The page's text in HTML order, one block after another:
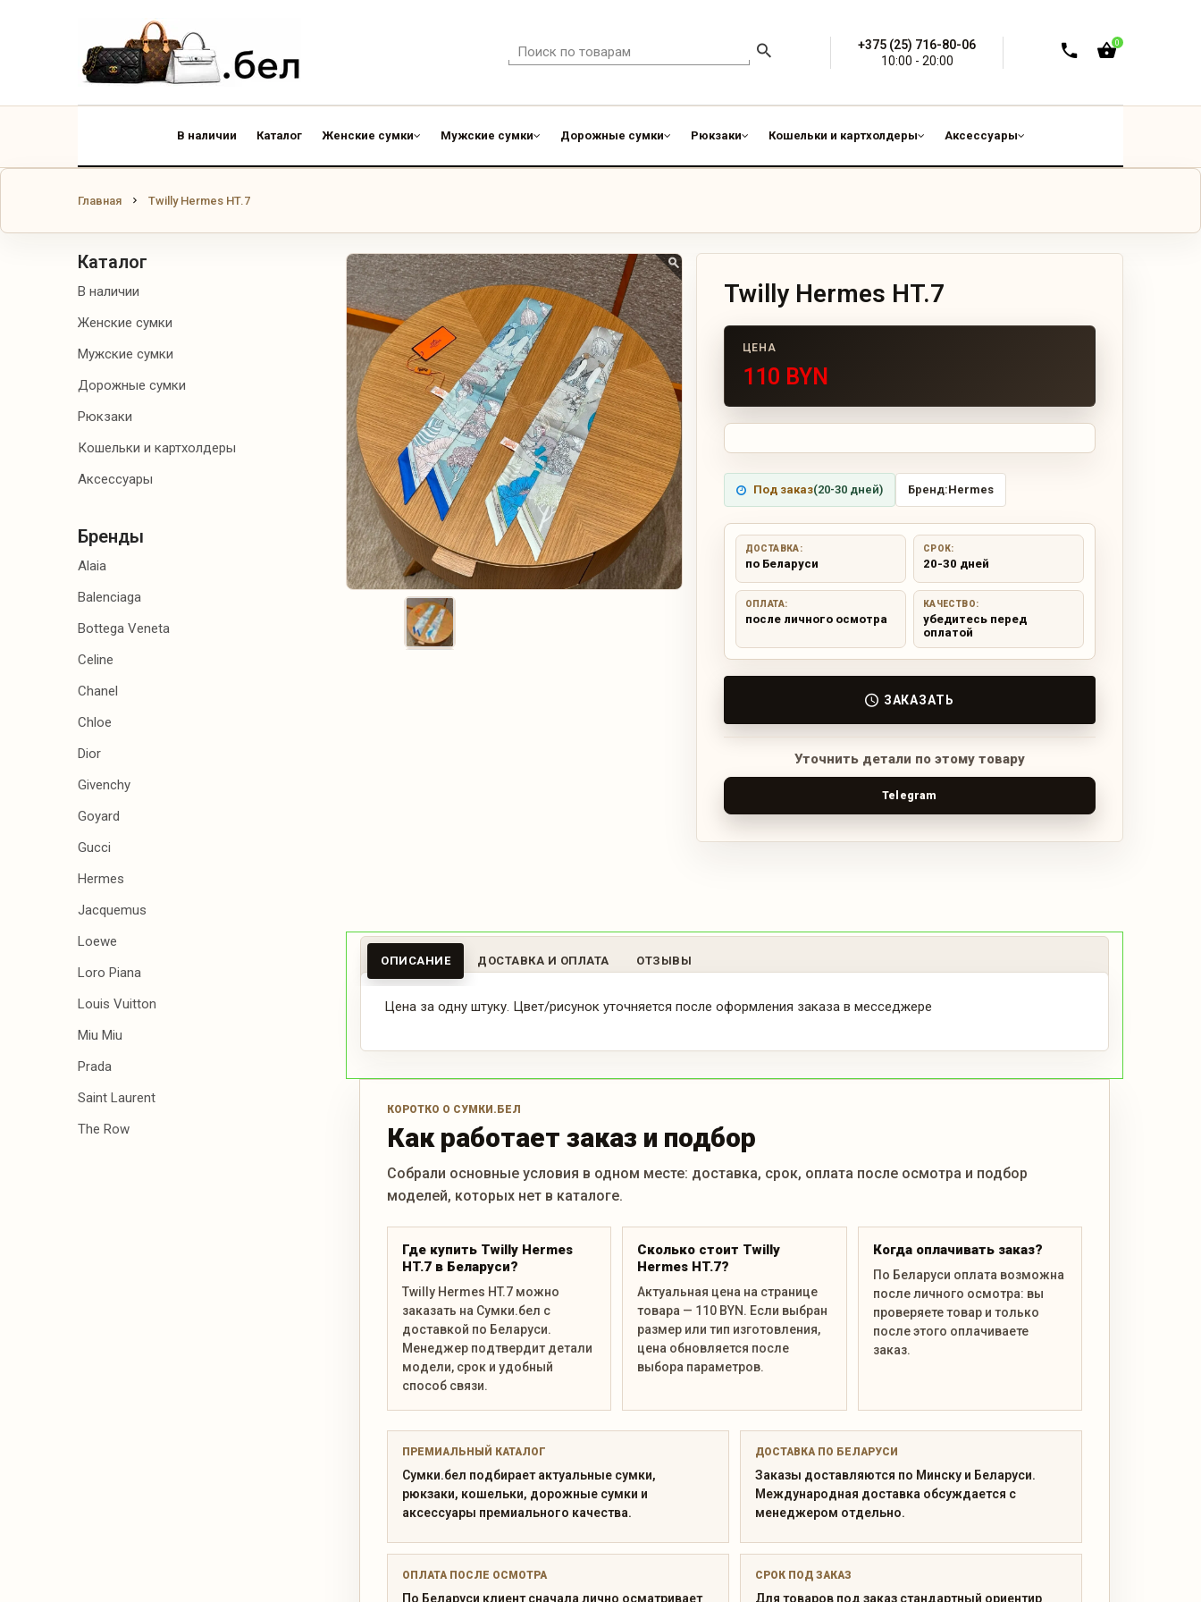
+375 (25) 716-80-06
10:00 - 20:00
0
В наличии Каталог Женские сумки Мужские сумки Дорожные сумки Рюкзаки Кошельки и картхолдеры Аксессуары
КОШЕЛЬКИ И
АКСЕССУАРЫ
Главная Twilly Hermes HT.7
Twilly Hermes HT.7
110 BYN
Под заказ(20-30 дней) Бренд:Hermes
ДОСТАВКА:
по Беларуси
СРОК:
20-30 дней
ОПЛАТА:
после личного осмотра
КАЧЕСТВО:
убедитесь перед
оплатой
ЗАКАЗАТЬ
Уточнить детали по этому товару
Telegram
ОПИСАНИЕ ДОСТАВКА И ОПЛАТА ОТЗЫВЫ
Цена за одну штуку. Цвет/рисунок уточняется после оформления заказа в месседжере
КОРОТКО О СУМКИ.БЕЛ
Как работает заказ и подбор
Собрали основные условия в одном месте: доставка, срок, оплата после осмотра и подбор
моделей, которых нет в каталоге.
Где купить Twilly Hermes
HT.7 в Беларуси?
Twilly Hermes HT.7 можно
заказать на Сумки.бел с
доставкой по Беларуси.
Менеджер подтвердит детали
модели, срок и удобный
способ связи.
Сколько стоит Twilly
Hermes HT.7?
Актуальная цена на странице
товара — 110 BYN. Если выбран
размер или тип изготовления,
цена обновляется после
выбора параметров.
Когда оплачивать заказ?
По Беларуси оплата возможна
после личного осмотра: вы
проверяете товар и только
после этого оплачиваете
заказ.
ПРЕМИАЛЬНЫЙ КАТАЛОГ
Сумки.бел подбирает актуальные сумки,
рюкзаки, кошельки, дорожные сумки и
аксессуары премиального качества.
ДОСТАВКА ПО БЕЛАРУСИ
Заказы доставляются по Минску и Беларуси.
Международная доставка обсуждается с
менеджером отдельно.
ОПЛАТА ПОСЛЕ ОСМОТРА
По Беларуси клиент сначала лично осматривает
СРОК ПОД ЗАКАЗ
Для товаров под заказ стандартный ориентир
Каталог
В наличии
Женские сумки
Мужские сумки
Дорожные сумки
Рюкзаки
Кошельки и картхолдеры
Аксессуары
Бренды
Alaia
Balenciaga
Bottega Veneta
Celine
Chanel
Chloe
Dior
Givenchy
Goyard
Gucci
Hermes
Jacquemus
Loewe
Loro Piana
Louis Vuitton
Miu Miu
Prada
Saint Laurent
The Row